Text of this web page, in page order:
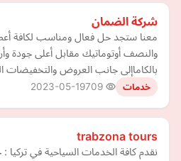
شركة الضمان
معنا ستجد حل فعال ومناسب لكافة
والنصف أوتوماتيك مقابل أعلى جودة
بالكاماإلى جانب العروض والتخفيضات
خدمات 2023-05-19
trabzona tours
نقدم كافة الخدمات السياحية في